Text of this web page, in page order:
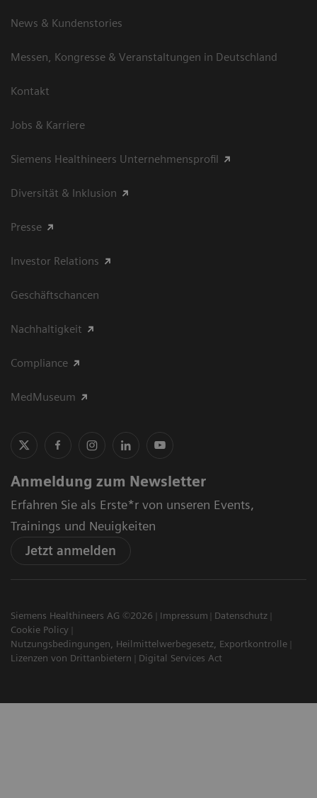
News & Kundenstories
Messen, Kongresse & Veranstaltungen in Deutschland
Kontakt
Jobs & Karriere
Siemens Healthineers Unternehmensprofil
Diversität & Inklusion
Presse
Investor Relations
Geschäftschancen
Nachhaltigkeit
Compliance
MedMuseum
Anmeldung zum Newsletter
Erfahren Sie als Erste*r von unseren Events,
Trainings und Neuigkeiten
Jetzt anmelden
Siemens Healthineers AG ©2026 Impressum
Datenschutz
Cookie Policy
Nutzungsbedingungen, Heilmittelwerbegesetz, Exportkontrolle
Lizenzen von Drittanbietern
Digital Services Act